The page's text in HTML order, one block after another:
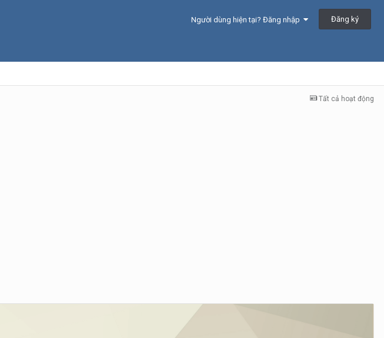
Người dùng hiện tại? Đăng nhập Đăng ký
Tất cả hoạt động